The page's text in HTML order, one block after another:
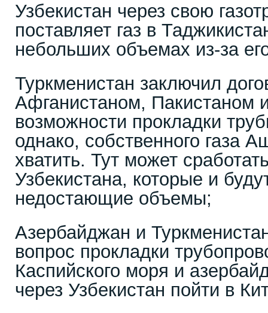
Узбекистан через свою
поставляет газ в
небольших объемах из-за
Туркменистан заключил
Афганистаном, Пакистаном
возможности прокладки
однако, собственного газа
хватить. Тут может
Узбекистана, которые и
недостающие объемы;
Азербайджан и
вопрос прокладки
Каспийского моря и
через Узбекистан пойти в